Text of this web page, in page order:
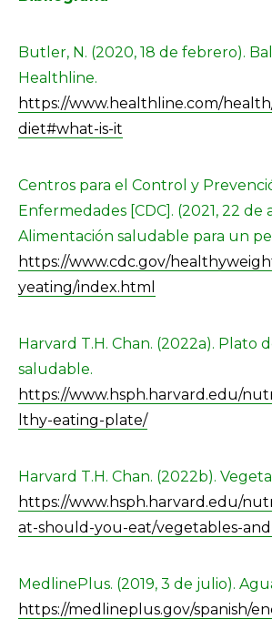
Butler, N. (2020, 18 de febrero).
Healthline.
https://www.healthline.com/
diet#what-is-it
Centros para el Control y
Enfermedades [CDC]. (2021, 22 de
Alimentación saludable para un
https://www.cdc.gov/
yeating/index.html
Harvard T.H. Chan. (2022a). Plato
saludable.
https://www.hsph.harvard.edu/
lthy-eating-plate/
Harvard T.H. Chan. (2022b).
https://www.hsph.harvard.edu/
at-should-you-eat/vegetables-
MedlinePlus. (2019, 3 de julio).
https://medlineplus.gov/spanish/